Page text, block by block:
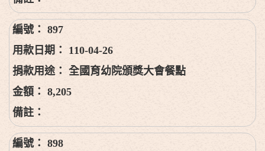
897
110-04-26
全國育幼院頒獎大會餐點
8,205
898